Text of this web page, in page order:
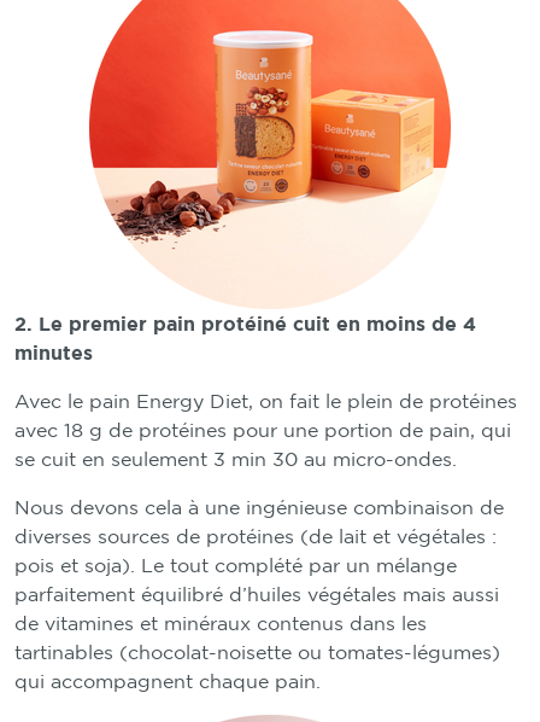
2. Le premier pain protéiné cuit en moins de 4
minutes
Avec le pain Energy Diet, on fait le plein de protéines
avec 18 g de protéines pour une portion de pain, qui
se cuit en seulement 3 min 30 au micro-ondes.
Nous devons cela à une ingénieuse combinaison de
diverses sources de protéines (de lait et végétales :
pois et soja). Le tout complété par un mélange
parfaitement équilibré d’huiles végétales mais aussi
de vitamines et minéraux contenus dans les
tartinables (chocolat-noisette ou tomates-légumes)
qui accompagnent chaque pain.